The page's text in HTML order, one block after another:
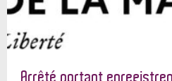
Arrêté portant